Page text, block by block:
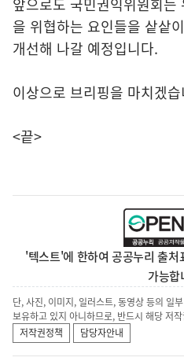
을 위협하는 요인들을 샅샅
개선해 나갈 예정입니다.
이상으로 브리핑을 마치겠
<끝>
'텍스트'에 한하여 공공누리 출
가능합
단, 사진, 이미지, 일러스트, 동영상 등의 일
보유하고 있지 아니하므로, 반드시 해당 저
저작권정책
담당자안내